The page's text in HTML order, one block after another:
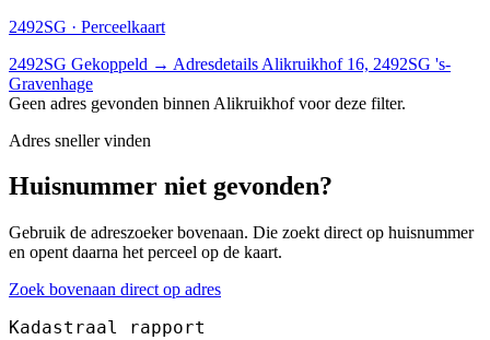
2492SG · Perceelkaart
2492SG Gekoppeld → Adresdetails Alikruikhof 16, 2492SG 's-
Gravenhage
Geen adres gevonden binnen Alikruikhof voor deze filter.
Adres sneller vinden
Huisnummer niet gevonden?
Gebruik de adreszoeker bovenaan. Die zoekt direct op huisnummer
en opent daarna het perceel op de kaart.
Zoek bovenaan direct op adres
Kadastraal rapport